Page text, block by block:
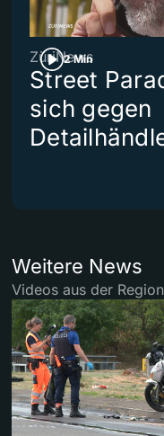
2 Min
ZüriNews
Street
sich gegen
Weitere News
Videos aus der